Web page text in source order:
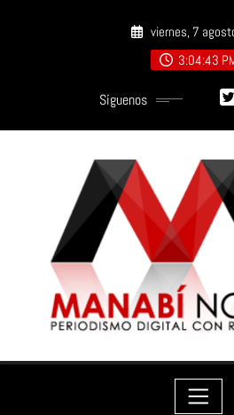
viernes, 7
3:04:44
Síguenos